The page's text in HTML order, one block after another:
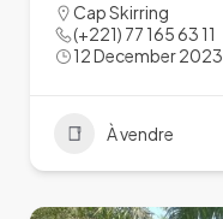
Cap Skirring
(+221) 77 165 63 11
12 December 2023
À vendre